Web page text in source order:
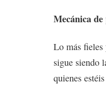
Mecánica
Lo más fieles
sigue siendo
quienes